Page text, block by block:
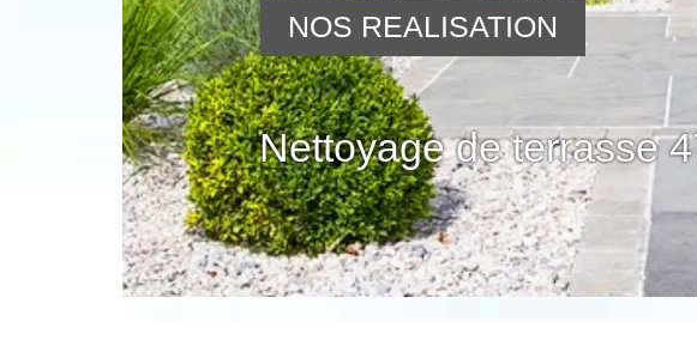
Nettoyage de terrasse
NOS REALISATION